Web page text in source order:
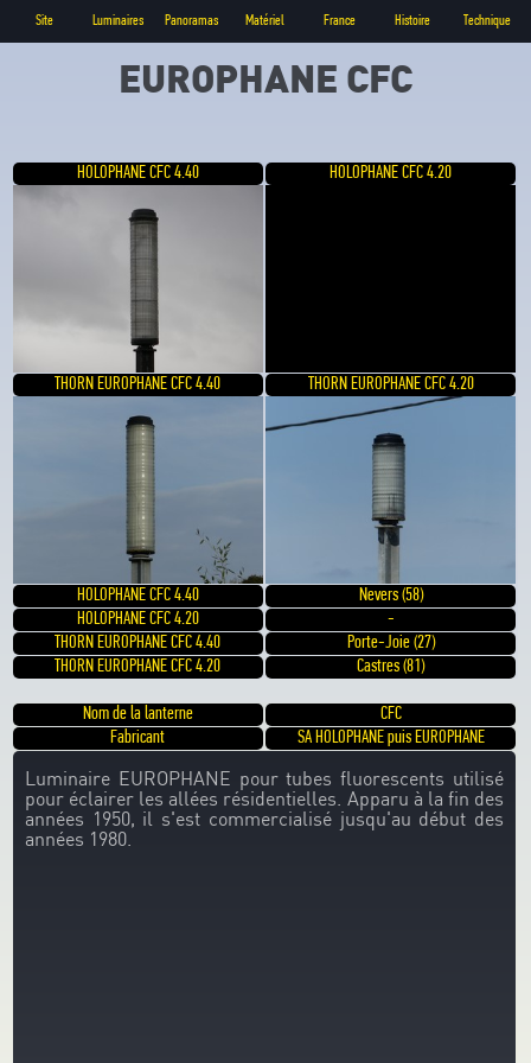
Site Luminaires Panoramas Matériel France Histoire Technique
EUROPHANE CFC
HOLOPHANE CFC 4.40 HOLOPHANE CFC 4.20
THORN EUROPHANE CFC 4.40 THORN EUROPHANE CFC 4.20
HOLOPHANE CFC 4.40
Nevers (58)
HOLOPHANE CFC 4.20
-
THORN EUROPHANE CFC 4.40
Porte-Joie (27)
THORN EUROPHANE CFC 4.20
Castres (81)
Nom de la lanterne
CFC
Fabricant
SA HOLOPHANE puis EUROPHANE
Luminaire EUROPHANE pour tubes fluorescents utilisé
pour éclairer les allées résidentielles. Apparu à la fin des
années 1950, il s'est commercialisé jusqu'au début des
années 1980.